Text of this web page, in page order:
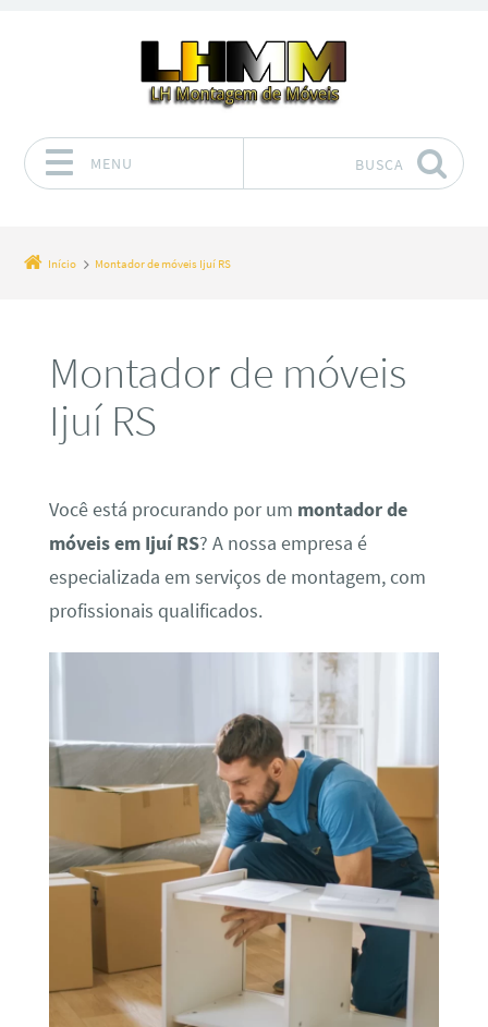
MENU BUSCA
Início Montador de móveis Ijuí RS
Montador de móveis
Ijuí RS
Você está procurando por um montador de
móveis em Ijuí RS? A nossa empresa é
especializada em serviços de montagem, com
profissionais qualificados.